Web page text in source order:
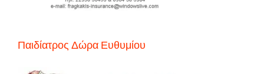
Παιδίατρος Δώρα Ευθυμίου